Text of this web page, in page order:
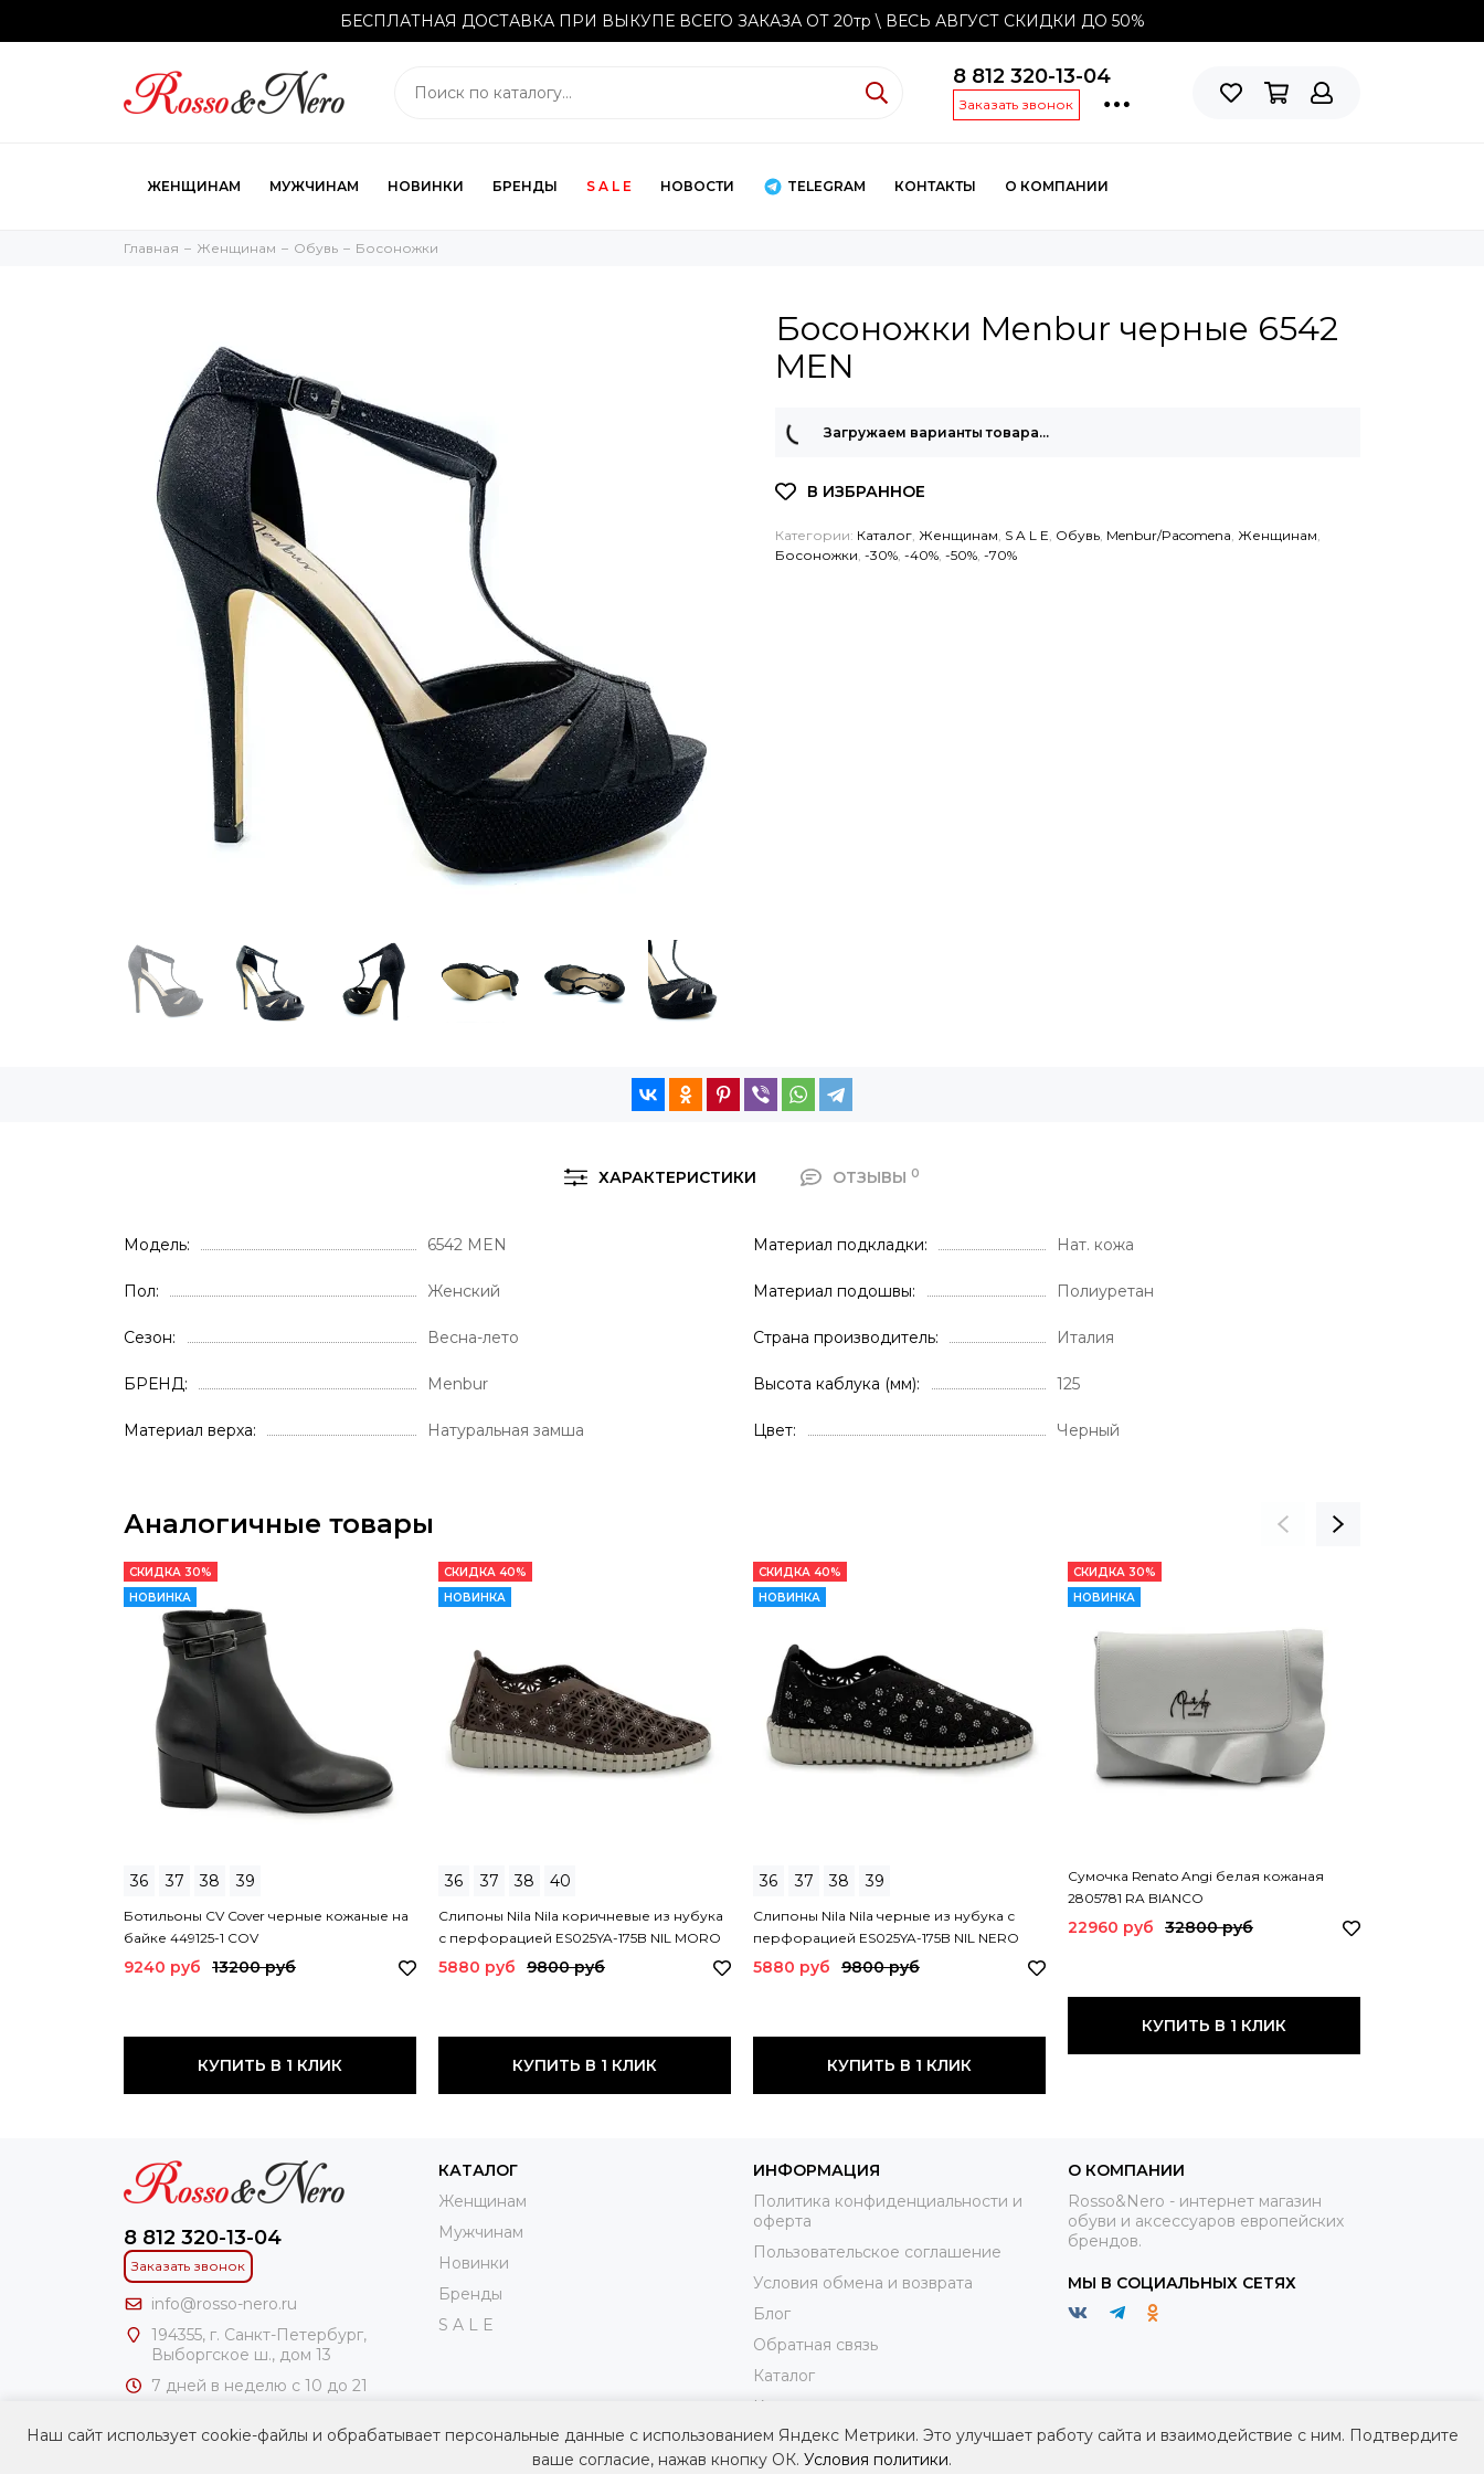
БЕСПЛАТНАЯ ДОСТАВКА ПРИ ВЫКУПЕ ВСЕГО ЗАКАЗА ОТ 20тр \ ВЕСЬ АВГУСТ СКИДКИ ДО 50%
8 812 320-13-04
Заказать звонок
ЖЕНЩИНАМ МУЖЧИНАМ НОВИНКИ БРЕНДЫ S A L E НОВОСТИ TELEGRAM КОНТАКТЫ О КОМПАНИИ
Главная Женщинам Обувь Босоножки
Босоножки Menbur черные 6542
MEN
Загружаем варианты товара…
Категории: Каталог, Женщинам, S A L E, Обувь, Menbur/Pacomena, Женщинам,
Босоножки, -30%, -40%, -50%, -70%
ХАРАКТЕРИСТИКИ ОТЗЫВЫ 0
Модель 6542 MEN
Пол Женский
Сезон Весна-лето
БРЕНД Menbur
Материал верха Натуральная замша
Материал подкладки Нат. кожа
Материал подошвы Полиуретан
Страна производитель Италия
Высота каблука (мм) 125
Цвет Черный
Аналогичные товары
СКИДКА 30%
НОВИНКА
36 37 38 39
Ботильоны CV Cover черные кожаные на
байке 449125-1 COV
9240 руб 13200 руб
КУПИТЬ В 1 КЛИК
СКИДКА 40%
НОВИНКА
36 37 38 40
Слипоны Nila Nila коричневые из нубука
с перфорацией ES025YA-175B NIL MORO
5880 руб 9800 руб
КУПИТЬ В 1 КЛИК
СКИДКА 40%
НОВИНКА
36 37 38 39
Слипоны Nila Nila черные из нубука с
перфорацией ES025YA-175B NIL NERO
5880 руб 9800 руб
КУПИТЬ В 1 КЛИК
СКИДКА 30%
НОВИНКА
Сумочка Renato Angi белая кожаная
2805781 RA BIANCO
22960 руб 32800 руб
КУПИТЬ В 1 КЛИК
8 812 320-13-04
Заказать звонок
info@rosso-nero.ru
194355, г. Санкт-Петербург,
Выборгское ш., дом 13
7 дней в неделю с 10 до 21
ИП Чирлин Геннадий Ароновоч
КАТАЛОГ
Женщинам
Мужчинам
Новинки
Бренды
S A L E
ИНФОРМАЦИЯ
Политика конфиденциальности и
оферта
Пользовательское соглашение
Условия обмена и возврата
Блог
Обратная связь
Каталог
Контакты
Доставка
Оплата
О КОМПАНИИ
Rosso&Nero - интернет магазин
обуви и аксессуаров европейских
брендов.
МЫ В СОЦИАЛЬНЫХ СЕТЯХ
Наш сайт использует cookie-файлы и обрабатывает персональные данные с использованием Яндекс Метрики. Это улучшает работу сайта и взаимодействие с ним. Подтвердите
ваше согласие, нажав кнопку ОК. Условия политики.